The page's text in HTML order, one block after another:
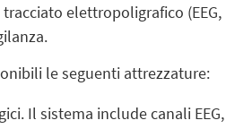
elettropoligrafico (EEG,
le seguenti attrezzature:
Il sistema include canali